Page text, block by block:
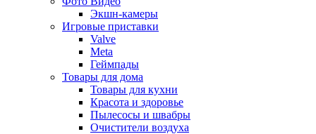
Экшн-камеры
Игровые приставки
Valve
Meta
Геймпады
Товары для дома
Товары для кухни
Красота и здоровье
Пылесосы и швабры
Очистители воздуха